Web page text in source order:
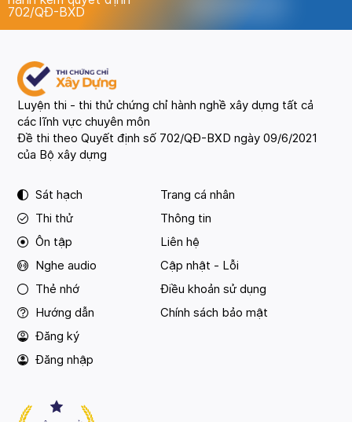
702/QĐ-BXD
Luyện thi - thi thử chứng chỉ hành nghề xây dựng tất cả
các lĩnh vực chuyên môn
Đề thi theo Quyết định số 702/QĐ-BXD ngày 09/6/2021
của Bộ xây dựng
Sát hạch
Thi thử
Ôn tập
Nghe audio
Thẻ nhớ
Hướng dẫn
Đăng ký
Đăng nhập
Trang cá nhân
Thông tin
Liên hệ
Cập nhật - Lỗi
Điều khoản sử dụng
Chính sách bảo mật